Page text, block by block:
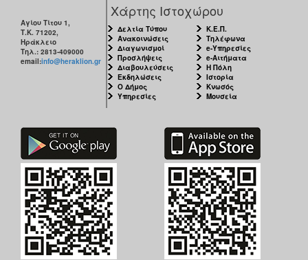
Αγίου Τίτου 1,
Τ.Κ. 71202,
Ηράκλειο
Τηλ.: 2813-409000
email:info@heraklion.gr
Χάρτης Ιστοχώρου
Δελτία Τύπου
Ανακοινώσεις
Διαγωνισμοί
Προσλήψεις
Διαβουλεύσεις
Εκδηλώσεις
Ο Δήμος
Υπηρεσίες
Κ.Ε.Π.
Τηλέφωνα
e-Υπηρεσίες
e-Αιτήματα
Η Πόλη
Ιστορία
Κνωσός
Μουσεία